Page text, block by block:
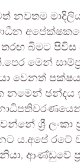
නවතම
බිමට පිවිස
මෙන්
වෙනත්
නමෙන්
ශ්‍රී ලංකා
ය.අපේ